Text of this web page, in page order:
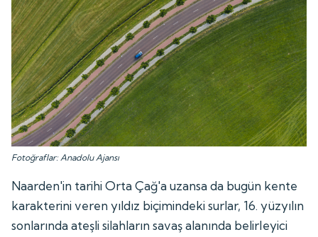
Fotoğraflar: Anadolu Ajansı
Naarden'in tarihi Orta Çağ'a uzansa da bugün kente
karakterini veren yıldız biçimindeki surlar, 16. yüzyılın
sonlarında ateşli silahların savaş alanında belirleyici